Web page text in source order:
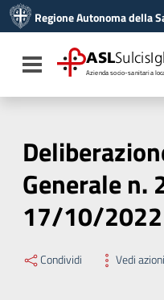
Vai al menu di
Vai al footer
Regione Autonoma della
Toggle navigation
ASL
Azienda socio-sanitaria
Generale n.
17/10/2022
Condividi Vedi azioni